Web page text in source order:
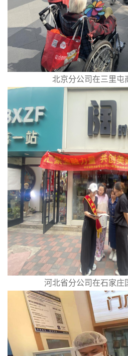
北京分公司在三里屯
河北省分公司在石家庄